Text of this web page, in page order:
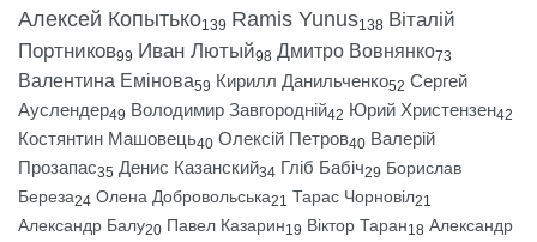
Алексей Копытько139 Ramis Yunus138 Віталій
Портников99 Иван Лютый98 Дмитро Вовнянко73
Валентина Емінова59 Кирилл Данильченко52 Сергей
Ауслендер49 Володимир Завгородній42 Юрий Христензен42
Костянтин Машовець40 Олексій Петров40 Валерій
Прозапас35 Денис Казанский34 Гліб Бабіч29 Борислав
Береза24 Олена Добровольська21 Тарас Чорновіл21
Александр Балу20 Павел Казарин19 Віктор Таран18 Александр